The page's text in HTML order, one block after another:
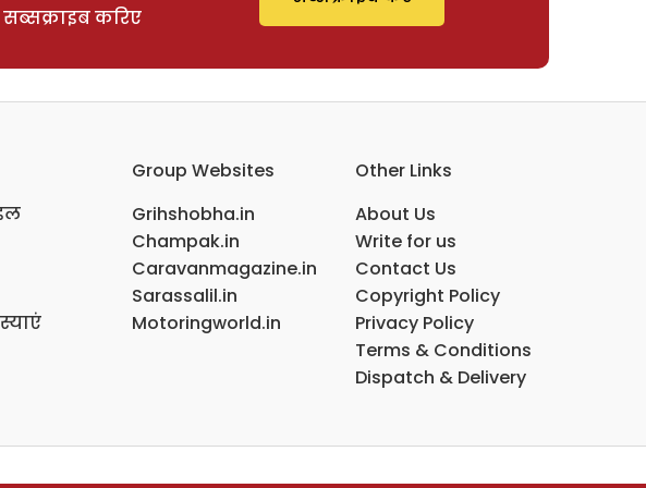
करिए
Group Websites
Grihshobha.in
Champak.in
Caravanmagazine.in
Sarassalil.in
Motoringworld.in
Other Links
About Us
Write for us
Contact Us
Copyright Policy
Privacy Policy
Terms & Conditions
Dispatch & Delivery